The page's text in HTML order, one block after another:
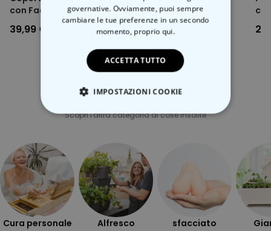
con Faccia
39,99 €
accappatoio e calzini
39,99 €
Scopri l'altra categoria di cose insolite
Cura personale Alfresco sfacciato
governative. Ovviamente, puoi sempre
cambiare le tue preferenze in un secondo
momento, proprio qui.
ACCETTA TUTTO
IMPOSTAZIONI COOKIE
STRETTAMENTE NECESSARIO
PRESTAZIONI
MARKETING
NON CLASSIFICATO